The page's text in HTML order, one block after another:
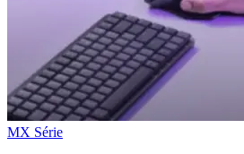
MX Série